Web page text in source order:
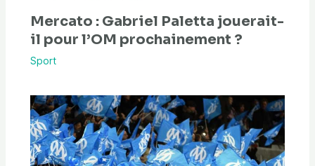
Mercato : Gabriel Paletta jouerait-
il pour l’OM prochainement ?
Sport